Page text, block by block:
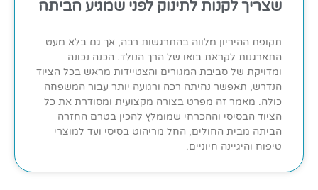
שצריך לקנות לתינוק לפני שמגיע הביתה
תקופת ההיריון מלווה בהתרגשות רבה, אך גם בלא מעט
התארגנות לקראת בואו של הרך הנולד. הכנה נכונה
ומדויקת של סביבת המגורים והצטיידות מראש בכל הציוד
הנדרש, תאפשר נחיתה רכה ורגועה יותר עבור המשפחה
כולה. מאמר זה מפרט בצורה מקצועית ומסודרת את כל
הציוד הבסיסי וההכרחי שמומלץ להכין בטרם החזרה
הביתה מבית החולים, החל מריהוט בסיסי ועד למוצרי
טיפוח והיגיינה חיוניים.